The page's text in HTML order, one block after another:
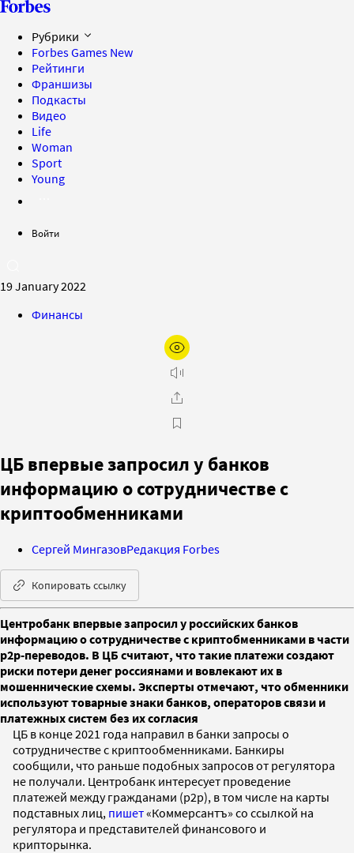
Рубрики
Forbes Games New
Рейтинги
Франшизы
Подкасты
Видео
Life
Woman
Sport
Young
Войти
19 January 2022
Финансы
ЦБ впервые запросил у банков
информацию о сотрудничестве с
криптообменниками
Сергей МингазовРедакция Forbes
Копировать ссылку
Центробанк впервые запросил у российских банков
информацию о сотрудничестве с криптобменниками в части
p2p-переводов. В ЦБ считают, что такие платежи создают
риски потери денег россиянами и вовлекают их в
мошеннические схемы. Эксперты отмечают, что обменники
используют товарные знаки банков, операторов связи и
платежных систем без их согласия
ЦБ в конце 2021 года направил в банки запросы о
сотрудничестве с криптообменниками. Банкиры
сообщили, что раньше подобных запросов от регулятора
не получали. Центробанк интересует проведение
платежей между гражданами (p2p), в том числе на карты
подставных лиц, пишет«Коммерсантъ» со ссылкой на
регулятора и представителей финансового и
крипторынка.